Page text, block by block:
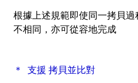
根據上述規範即使同一拷貝
不相同，亦可從容地完成
＊ 支援 拷貝並比對